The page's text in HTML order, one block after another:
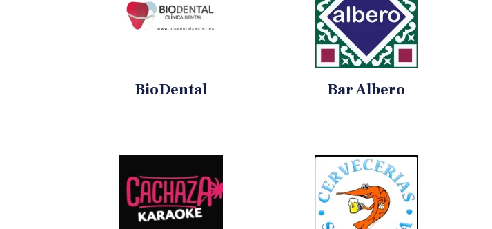
BioDental Bar Albero